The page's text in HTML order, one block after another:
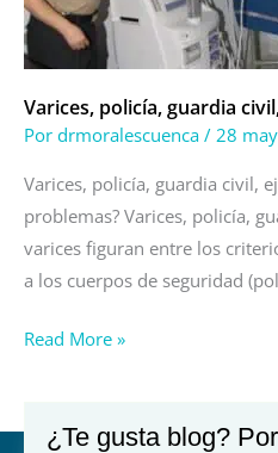
Varices, policía, guardia
Por drmoralescuenca / 28
Varices, policía, guardia civil,
problemas? Varices, policía,
varices figuran entre los
a los cuerpos de seguridad
Read More »
¿Te gusta blog?